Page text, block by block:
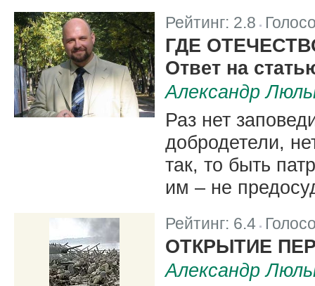
Рейтинг: 2.8 |
ГДЕ
Ответ на
Александр
Раз нет
добродетели,
так, то быть
им – не
Рейтинг: 6.4 |
ОТКРЫТИЕ
Александр